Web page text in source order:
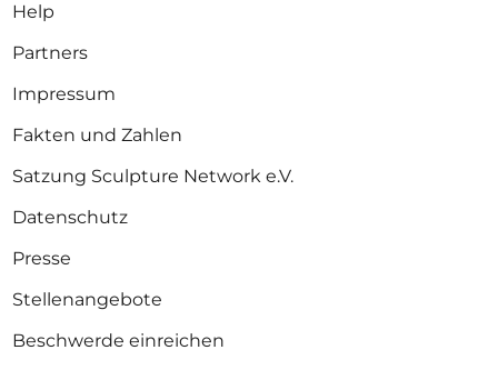
Help
Partners
Impressum
Fakten und Zahlen
Satzung Sculpture Network e.V.
Datenschutz
Presse
Stellenangebote
Beschwerde einreichen